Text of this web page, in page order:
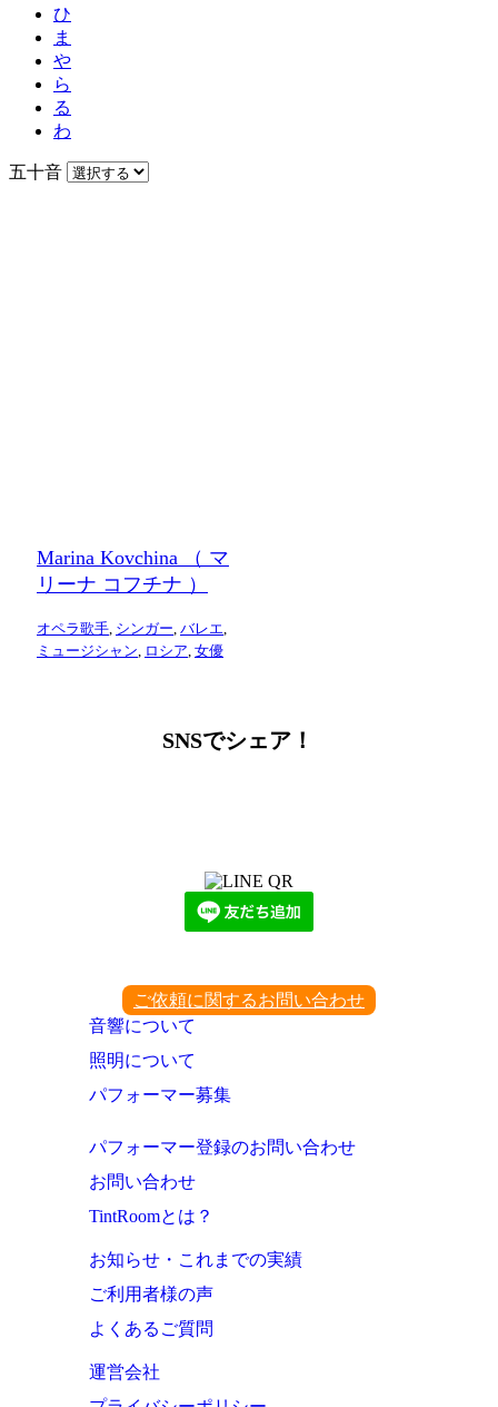
ひ
ま
や
ら
る
わ
五十音
Marina Kovchina （ マ
リーナ コフチナ ）
オペラ歌手, シンガー, バレエ,
ミュージシャン, ロシア, 女優
SNSでシェア！
ご依頼に関するお問い合わせ
音響について
照明について
パフォーマー募集
パフォーマー登録のお問い合わせ
お問い合わせ
TintRoomとは？
お知らせ・これまでの実績
ご利用者様の声
よくあるご質問
運営会社